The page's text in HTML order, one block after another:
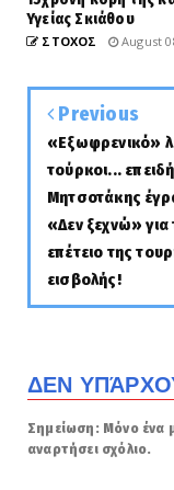
Υγείας Σκιάθου
ΣΤΟΧΟΣ August
Previous
«Εξωφρενικό»
τούρκοι...
Μητσοτάκης
«Δεν ξεχνώ» για
επέτειο της
εισβολής!
ΔΕΝ
Σημείωση: Μόνο ένα
αναρτήσει σχόλιο.